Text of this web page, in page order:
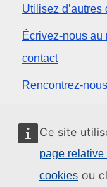
Ce site
page
cookies ou
Utilisez
Écrivez-nous au
contact
Rencontrez-
Réseaux